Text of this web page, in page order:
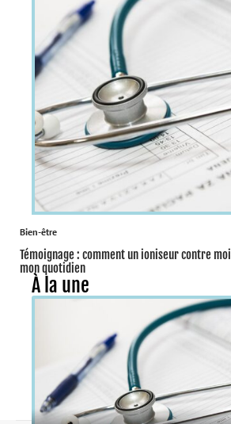
Bien-être
Témoignage : comment un ioniseur contre
mon quotidien
À la une